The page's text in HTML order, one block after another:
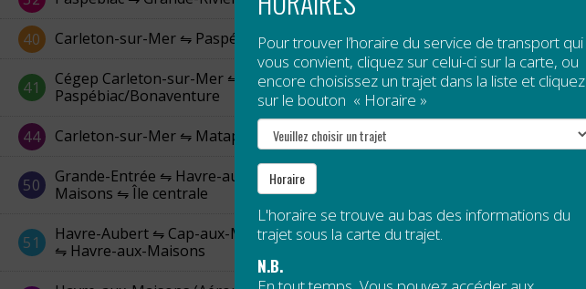
40 Carleton-sur-Mer ⇋ Paspébiac
41
Cégep Carleton-sur-Mer ⇋
Paspébiac/Bonaventure
44 Carleton-sur-Mer ⇋ Matapédia
50
Grande-Entrée ⇋ Havre-aux-
Maisons ⇋ Île centrale
51
Havre-Aubert ⇋ Cap-aux-Meules
⇋ Havre-aux-Maisons
Pour trouver l’horaire du service de transport qui
vous convient, cliquez sur celui-ci sur la carte, ou
encore choisissez un trajet dans la liste et cliquez
sur le bouton « Horaire »
Horaire
L'horaire se trouve au bas des informations du
trajet sous la carte du trajet.
N.B.